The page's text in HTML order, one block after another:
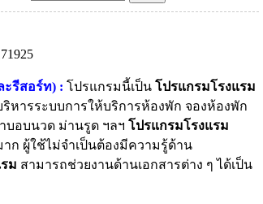
ะรีสอร์ท) : โปรแกรมนี้เป็น โปรแกรมโรงแรม
หารระบบการให้บริการห้องพัก จองห้องพัก
บอบนวด ม่านรูด ฯลฯ โปรแกรมโรงแรม
ก ผู้ใช้ไม่จำเป็นต้องมีความรู้ด้าน
ม สามารถช่วยงานด้านเอกสารต่าง ๆ ได้เป็น